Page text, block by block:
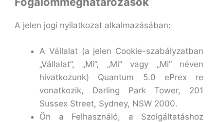
A jelen jogi nyilatkozat alkalmazásában:
A Vállalat (a jelen Cookie-szabályzatban
„Vállalat”, „Mi”, „Mi” vagy „Mi” néven
hivatkozunk) Quantum 5.0 ePrex re
vonatkozik, Darling Park Tower, 201
Sussex Street, Sydney, NSW 2000.
Ön a Felhasználó, a Szolgáltatáshoz